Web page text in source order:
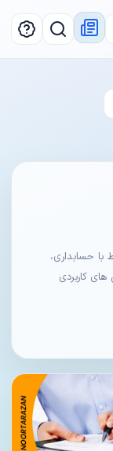
حسابداری،
کاربردی